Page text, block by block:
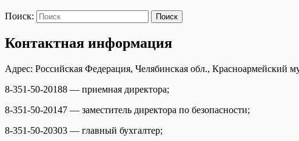
Поиск: Поиск
Контактная информация
Адрес: Российская Федерация, Челябинская обл., Красноармейский
8-351-50-20188 — приемная директора;
8-351-50-20147 — заместитель директора по безопасности;
8-351-50-20303 — главный бухгалтер;